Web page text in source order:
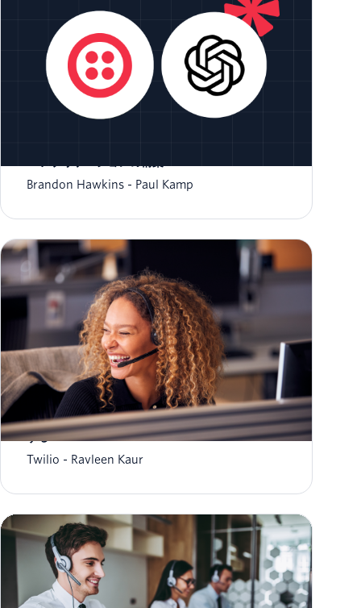
Brandon Hawkins
Paul Kamp
スーパースタッフの活躍を、データとAIで後押し
する
Twilio
Ravleen Kaur